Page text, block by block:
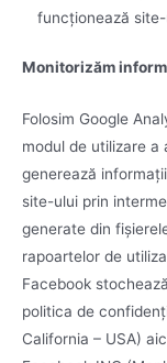
funcționează
Monitorizăm
Folosim Google
modul de utilizare a
generează
site-ului prin
generate din
rapoartelor de
Facebook
politica de
California – USA)